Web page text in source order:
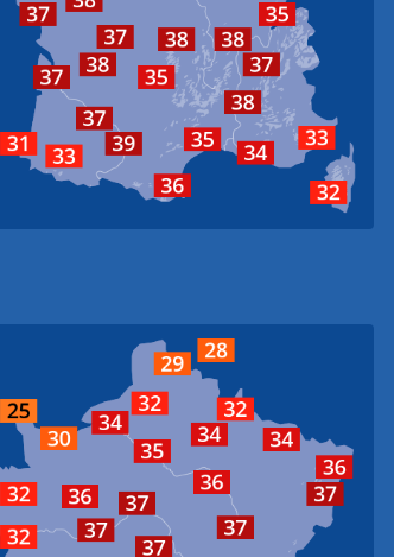
Biarritz
Bordeaux
Geneve
Grenoble
Lyon
Marseille
Montpellier Nice
Toulouse
Agen
Ajaccio
Aurillac
Clermont-Ferrand
La Rochelle
Limoges
Montélimar
Pau
Périgueux
Perpignan
Paris
Lille Bruxelles
Metz
Rouen
Amiens
Bourges
Caen
Charleville-Mezieres
Cherbourg-Octeville
Colmar
Dijon
Le MansOrléans
Reims
Rennes
Strasbourg
Tours
Troyes